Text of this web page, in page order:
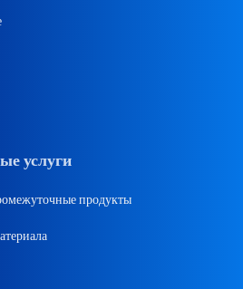
услуги
продукты